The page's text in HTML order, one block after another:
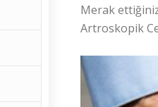
Merak
Artroskopik